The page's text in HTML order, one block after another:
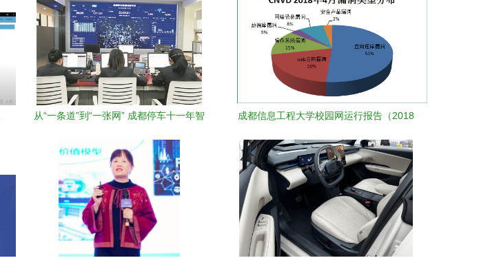
从“一条道”到“一张网” 成都停车十一年智
成都信息工程大学校园网运行报告（2018